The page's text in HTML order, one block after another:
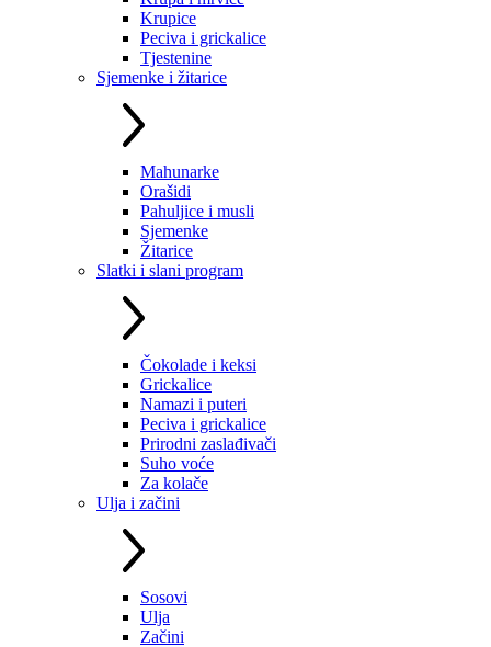
Krupice
Peciva i grickalice
Tjestenine
Sjemenke i žitarice
Mahunarke
Orašidi
Pahuljice i musli
Sjemenke
Žitarice
Slatki i slani program
Čokolade i keksi
Grickalice
Namazi i puteri
Peciva i grickalice
Prirodni zaslađivači
Suho voće
Za kolače
Ulja i začini
Sosovi
Ulja
Začini